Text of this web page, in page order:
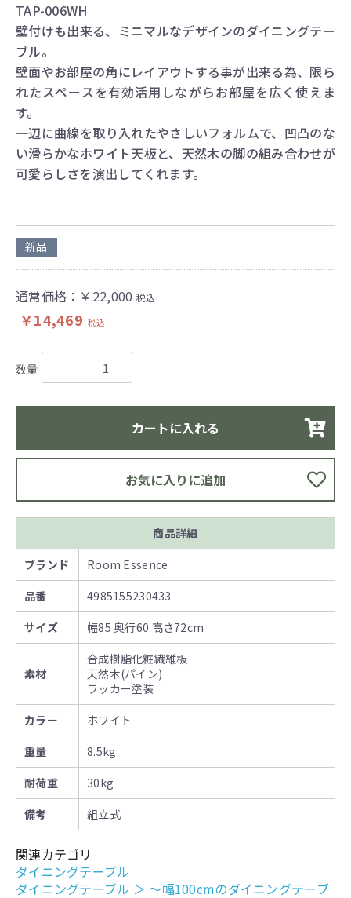
TAP-006WH
壁付けも出来る、ミニマルなデザインのダイニングテー
ブル。
壁面やお部屋の角にレイアウトする事が出来る為、限ら
れたスペースを有効活用しながらお部屋を広く使えま
す。
一辺に曲線を取り入れたやさしいフォルムで、凹凸のな
い滑らかなホワイト天板と、天然木の脚の組み合わせが
可愛らしさを演出してくれます。
新品
通常価格：￥22,000 税込
￥14,469 税込
数量
カートに入れる
お気に入りに追加
商品詳細
ブランド
Room Essence
品番
4985155230433
サイズ
幅85 奥行60 高さ72cm
素材
合成樹脂化粧繊維板
天然木(パイン)
ラッカー塗装
カラー
ホワイト
重量
8.5kg
耐荷重
30kg
備考
組立式
関連カテゴリ
ダイニングテーブル
ダイニングテーブル ＞ ～幅100cmのダイニングテーブ